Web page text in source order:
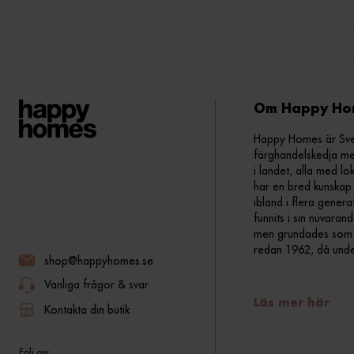
shop@happyhomes.se
Vanliga frågor & svar
Kontakta din butik
Om Happy
Happy Homes är
färghandelskedja
i landet, alla med
har en bred
ibland i flera
funnits i sin
men grundades
redan 1962, då
Läs mer här